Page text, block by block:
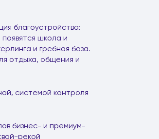
благоустройства:
школа и
и гребная база.
отдыха, общения и
системой контроля
бизнес- и премиум-
рекой